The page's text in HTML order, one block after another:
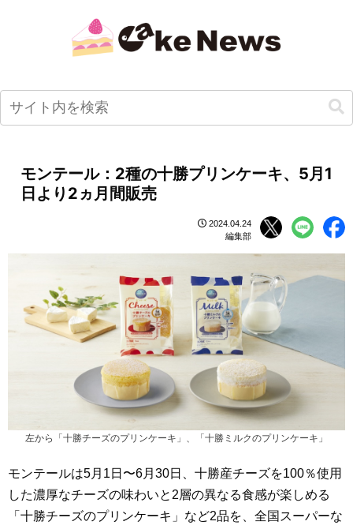
モンテール：2種の十勝プリンケーキ、5月1
日より2ヵ月間販売
2024.04.24
編集部
左から「十勝チーズのプリンケーキ」、「十勝ミルクのプリンケーキ」
モンテールは5月1日〜6月30日、十勝産チーズを100％使用
した濃厚なチーズの味わいと2層の異なる食感が楽しめる
「十勝チーズのプリンケーキ」など2品を、全国スーパーな